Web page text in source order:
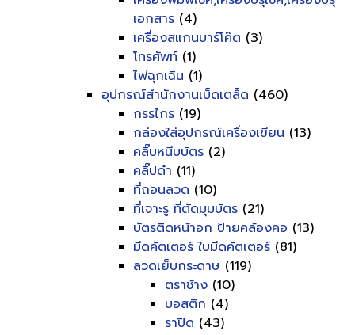
เอกสาร (4)
เครื่องสแกนบาร์โค๊ต (3)
โทรศัพท์ (1)
ไฟฉุกเฉิน (1)
อุปกรณ์สำนักงานเบ็ดเตล็ด (460)
กรรไกร (19)
กล่องใส่อุปกรณ์เครื่องเขียน (13)
คลิ๊บหนีบบัตร (2)
คลิ๊ปดำ (11)
ที่ถอนลวด (10)
ที่เจาะรู ที่ตัดมุมบัตร (21)
บัตรติดหน้าอก ป้ายคล้องคอ (13)
มีดคัตเตอร์ ใบมีดคัตเตอร์ (81)
ลวดเย็บกระดาษ (119)
ตราช้าง (10)
บอสติก (4)
ราปิด (43)